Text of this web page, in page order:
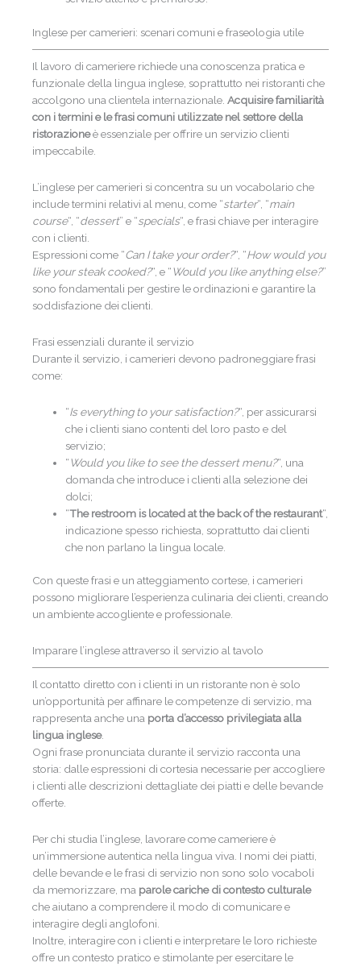
Inglese per camerieri: scenari comuni e fraseologia utile
Il lavoro di cameriere richiede una conoscenza pratica e
funzionale della lingua inglese, soprattutto nei ristoranti che
accolgono una clientela internazionale. Acquisire familiarità
con i termini e le frasi comuni utilizzate nel settore della
ristorazioneè essenziale per offrire un servizio clienti
impeccabile.
L’inglese per camerieri si concentra su un vocabolario che
include termini relativi al menu, come “starter“, “main
course“, “dessert” e “specials“, e frasi chiave per interagire
con i clienti.
Espressioni come “Can I take your order?“, “How would you
like your steak cooked?“, e “Would you like anything else?”
sono fondamentali per gestire le ordinazioni e garantire la
soddisfazione dei clienti.
Frasi essenziali durante il servizio
Durante il servizio, i camerieri devono padroneggiare frasi
come:
“Is everything to your satisfaction?“, per assicurarsi
che i clienti siano contenti del loro pasto e del
servizio;
“Would you like to see the dessert menu?“, una
domanda che introduce i clienti alla selezione dei
dolci;
“The restroom is located at the back of the restaurant“,
indicazione spesso richiesta, soprattutto dai clienti
che non parlano la lingua locale.
Con queste frasi e un atteggiamento cortese, i camerieri
possono migliorare l’esperienza culinaria dei clienti, creando
un ambiente accogliente e professionale.
Imparare l’inglese attraverso il servizio al tavolo
Il contatto diretto con i clienti in un ristorante non è solo
un’opportunità per affinare le competenze di servizio, ma
rappresenta anche una porta d’accesso privilegiata alla
lingua inglese.
Ogni frase pronunciata durante il servizio racconta una
storia: dalle espressioni di cortesia necessarie per accogliere
i clienti alle descrizioni dettagliate dei piatti e delle bevande
offerte.
Per chi studia l’inglese, lavorare come cameriere è
un’immersione autentica nella lingua viva. I nomi dei piatti,
delle bevande e le frasi di servizio non sono solo vocaboli
da memorizzare, ma parole cariche di contesto culturale
che aiutano a comprendere il modo di comunicare e
interagire degli anglofoni.
Inoltre, interagire con i clienti e interpretare le loro richieste
offre un contesto pratico e stimolante per esercitare le